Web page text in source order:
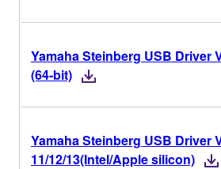
Yamaha Steinberg USB Driver
(64-bit)
Yamaha Steinberg USB Driver
11/12/13(Intel/Apple silicon)